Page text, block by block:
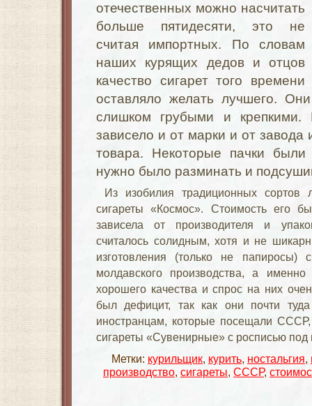
отечественных можно насчитать
больше пятидесяти, это не
считая импортных. По словам
наших курящих дедов и отцов
качество сигарет того времени
оставляло желать лучшего.
слишком грубыми и
зависело и от марки и от завода
товара. Некоторые пачки
нужно было разминать и
Из изобилия традиционных сортов
сигареты «Космос». Стоимость его
зависела от производителя и
считалось солидным, хотя и не
изготовления (только не папиросы)
молдавского производства, а
хорошего качества и спрос на них
был дефицит, так как они почти
иностранцам, которые посещали СССР,
сигареты «Сувенирные» с росписью под
Метки: курильщик, курить, ностальгия,
производство, сигареты, СССР,